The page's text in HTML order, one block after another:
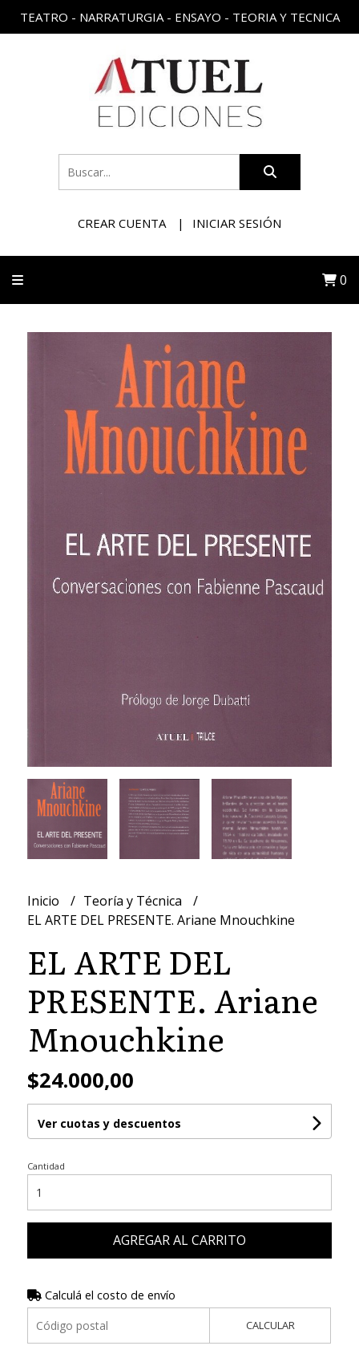
TEATRO - NARRATURGIA - ENSAYO - TEORIA Y TECNICA
CREAR CUENTA INICIAR SESIÓN
0
Inicio
Teoría y Técnica
EL ARTE DEL PRESENTE. Ariane Mnouchkine
EL ARTE DEL
PRESENTE. Ariane
Mnouchkine
$24.000,00
Ver cuotas y descuentos
Cantidad
AGREGAR AL CARRITO
Calculá el costo de envío
CALCULAR